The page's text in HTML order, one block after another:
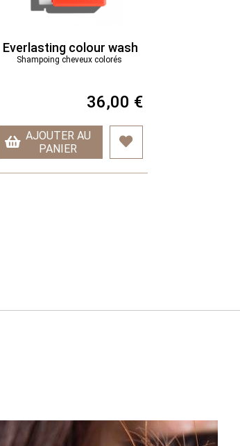
Everlasting colour wash
Shampoing cheveux colorés
36,00 €
AJOUTER AU
PANIER